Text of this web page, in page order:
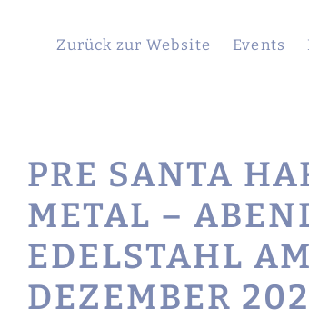
Zurück zur Website Events
PRE SANTA
METAL –
EDELSTAHL
DEZEMBER